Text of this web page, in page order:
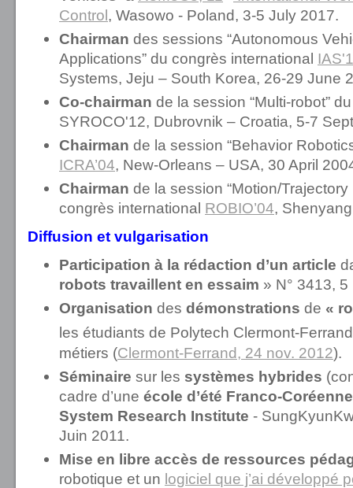
Control, Wasowo - Poland, 3-5 July 2017.
Chairman des sessions “Autonomous
Applications” du congrès international
Systems, Jeju – South Korea, 26-29 June
Co-chairman de la session “Multi-robot”
SYROCO'12, Dubrovnik – Croatia, 5-7
Chairman de la session “Behavior
ICRA’04, New-Orleans – USA, 30 April
Chairman de la session “Motion/
congrès international ROBIO’04,
Diffusion et vulgarisation
Participation à la rédaction d’un article
robots travaillent en essaim » N° 3413,
Organisation des démonstrations de «
les étudiants de Polytech Clermont-
métiers (Clermont-Ferrand, 24 nov. 2012).
Séminaire sur les systèmes hybrides
cadre d’une école d’été Franco-Coréenne
System Research Institute -
Juin 2011.
Mise en libre accès de ressources
robotique et un logiciel que j’ai développé